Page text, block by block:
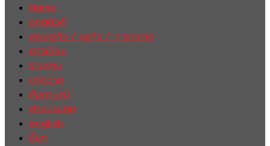
Home
ฮอตนิวส์
เศรษฐกิจ / ธุรกิจ / การตลาด
การเมือง
รายงาน
บทความ
สัมภาษณ์
ต่างประเทศ
english
อื่นๆ